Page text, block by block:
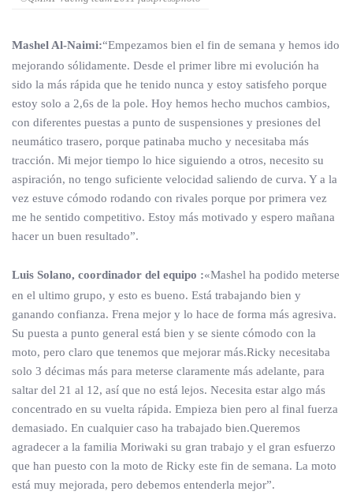
Mashel Al-Naimi:“Empezamos bien el fin de semana y hemos ido
mejorando sólidamente. Desde el primer libre mi evolución ha
sido la más rápida que he tenido nunca y estoy satisfeho porque
estoy solo a 2,6s de la pole. Hoy hemos hecho muchos cambios,
con diferentes puestas a punto de suspensiones y presiones del
neumático trasero, porque patinaba mucho y necesitaba más
tracción. Mi mejor tiempo lo hice siguiendo a otros, necesito su
aspiración, no tengo suficiente velocidad saliendo de curva. Y a la
vez estuve cómodo rodando con rivales porque por primera vez
me he sentido competitivo. Estoy más motivado y espero mañana
hacer un buen resultado”.
Luis Solano, coordinador del equipo :«Mashel ha podido meterse
en el ultimo grupo, y esto es bueno. Está trabajando bien y
ganando confianza. Frena mejor y lo hace de forma más agresiva.
Su puesta a punto general está bien y se siente cómodo con la
moto, pero claro que tenemos que mejorar más.Ricky necesitaba
solo 3 décimas más para meterse claramente más adelante, para
saltar del 21 al 12, así que no está lejos. Necesita estar algo más
concentrado en su vuelta rápida. Empieza bien pero al final fuerza
demasiado. En cualquier caso ha trabajado bien.Queremos
agradecer a la familia Moriwaki su gran trabajo y el gran esfuerzo
que han puesto con la moto de Ricky este fin de semana. La moto
está muy mejorada, pero debemos entenderla mejor”.